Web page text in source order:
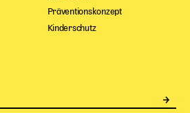
Präventionskonzept
Kinderschutz